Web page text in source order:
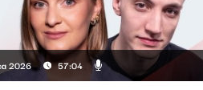
Zuzanna Iłenda
2026 57:04